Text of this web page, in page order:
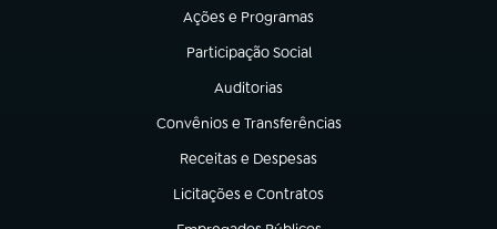
Ações e Programas
(abre em nova aba)
Participação Social
(abre em nova aba)
Auditorias
(abre em nova aba)
Convênios e Transferências
(abre em nova aba)
Receitas e Despesas
(abre em nova aba)
Licitações e Contratos
(abre em nova aba)